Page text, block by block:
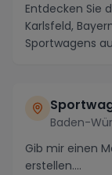
Entdecken Sie
Karlsfeld,
Sportwagens
Baden-
Gib mir einen
erstellen....